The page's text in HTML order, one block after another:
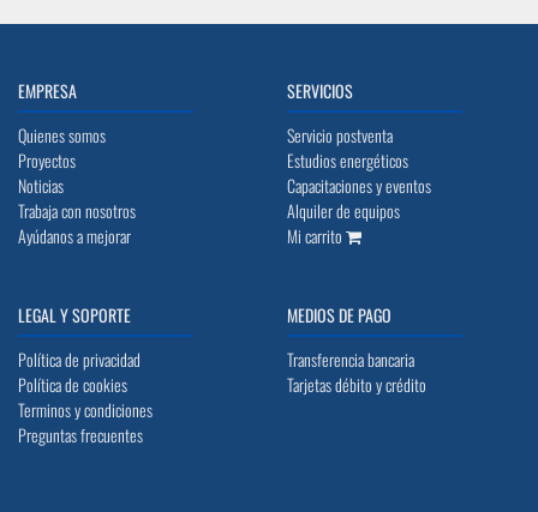
EMPRESA
Quienes somos
Proyectos
Noticias
Trabaja con nosotros
Ayúdanos a mejorar
SERVICIOS
Servicio postventa
Estudios energéticos
Capacitaciones y eventos
Alquiler de equipos
Mi carrito
LEGAL Y SOPORTE
Política de privacidad
Política de cookies
Terminos y condiciones
Preguntas frecuentes
MEDIOS DE PAGO
Transferencia bancaria
Tarjetas débito y crédito